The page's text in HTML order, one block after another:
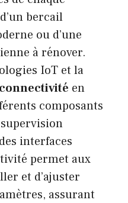
bercail
ou d’une
à rénover.
IoT et la
connectivité en
composants
interfaces
permet aux
et d’ajuster
assurant